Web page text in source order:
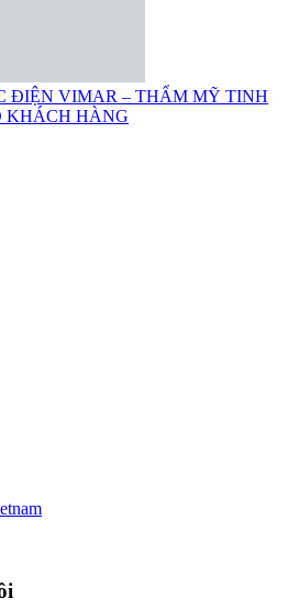
ĐIỆN VIMAR – THẨM MỸ TINH
KHÁCH HÀNG